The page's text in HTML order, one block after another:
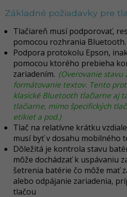
Základné požiadavky pre
Tlačiareň musí podporovať,
pomocou rozhrania Bluetooth.
Podpora protokolu Epson,
pomocou ktorého prebieha
zariadením. (Overovanie stavu
formátovanie textov. Tento
klasické Bluetooth tlačiarne aj
tlačiarne, mimo špecifických
etikiet a pod.)
Tlač na relatívne krátku
musí byť v dosahu mobilného
Dôležitá je kontrola stavu
môže dochádzať k uspávaniu
šetrenia batérie čo môže mať
alebo odpájanie zariadenia,
tlačou